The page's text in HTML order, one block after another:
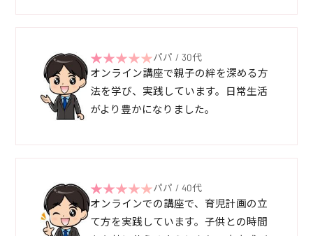
パパ / 30代
オンライン講座で親子の絆を深める方
法を学び、実践しています。日常生活
がより豊かになりました。
パパ / 40代
オンラインでの講座で、育児計画の立
て方を実践しています。子供との時間